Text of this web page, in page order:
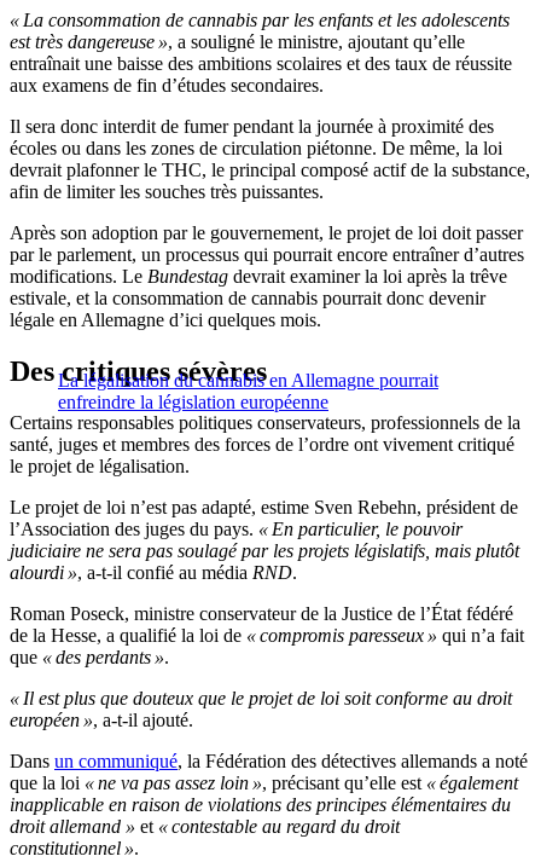
« La consommation de cannabis par les enfants et les adolescents
est très dangereuse », a souligné le ministre, ajoutant qu’elle
entraînait une baisse des ambitions scolaires et des taux de réussite
aux examens de fin d’études secondaires.
Il sera donc interdit de fumer pendant la journée à proximité des
écoles ou dans les zones de circulation piétonne. De même, la loi
devrait plafonner le THC, le principal composé actif de la substance,
afin de limiter les souches très puissantes.
Après son adoption par le gouvernement, le projet de loi doit passer
par le parlement, un processus qui pourrait encore entraîner d’autres
modifications. Le Bundestag devrait examiner la loi après la trêve
estivale, et la consommation de cannabis pourrait donc devenir
légale en Allemagne d’ici quelques mois.
La légalisation du cannabis en Allemagne pourrait
enfreindre la législation européenne
Des critiques sévères
Certains responsables politiques conservateurs, professionnels de la
santé, juges et membres des forces de l’ordre ont vivement critiqué
le projet de légalisation.
Le projet de loi n’est pas adapté, estime Sven Rebehn, président de
l’Association des juges du pays. « En particulier, le pouvoir
judiciaire ne sera pas soulagé par les projets législatifs, mais plutôt
alourdi », a-t-il confié au média RND.
Roman Poseck, ministre conservateur de la Justice de l’État fédéré
de la Hesse, a qualifié la loi de « compromis paresseux » qui n’a fait
que « des perdants ».
« Il est plus que douteux que le projet de loi soit conforme au droit
européen », a-t-il ajouté.
Dans un communiqué, la Fédération des détectives allemands a noté
que la loi « ne va pas assez loin », précisant qu’elle est « également
inapplicable en raison de violations des principes élémentaires du
droit allemand » et « contestable au regard du droit
constitutionnel ».